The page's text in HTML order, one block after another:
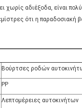
χωρίς αδιέξοδα, είναι
ότι η
Βούρτσες ροδών
PP
Λεπτομέρειες αυτοκινήτων